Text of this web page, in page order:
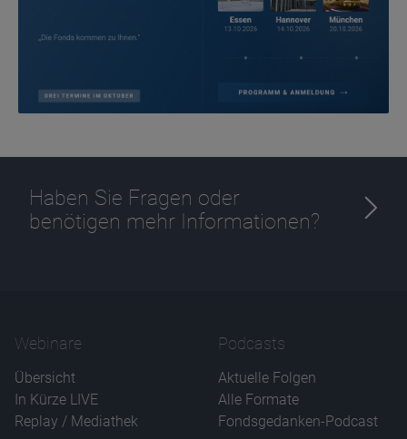
Haben Sie Fragen oder
benötigen mehr Informationen?
Webinare
Übersicht
In Kürze LIVE
Replay / Mediathek
Podcasts
Aktuelle Folgen
Alle Formate
Fondsgedanken-Podcast